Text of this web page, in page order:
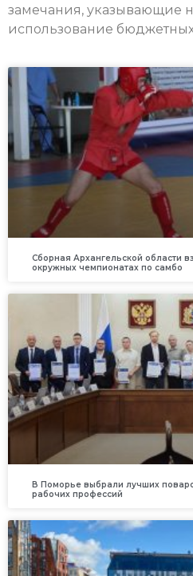
замечания, указывающие
использование
Сборная Архангельской области
окружных чемпионатах по самбо
В Поморье выбрали лучших
рабочих профессий